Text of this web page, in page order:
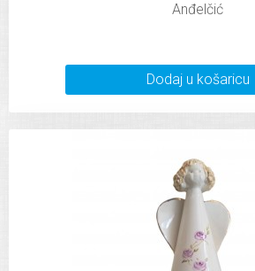
Anđelčić
Dodaj u košaricu